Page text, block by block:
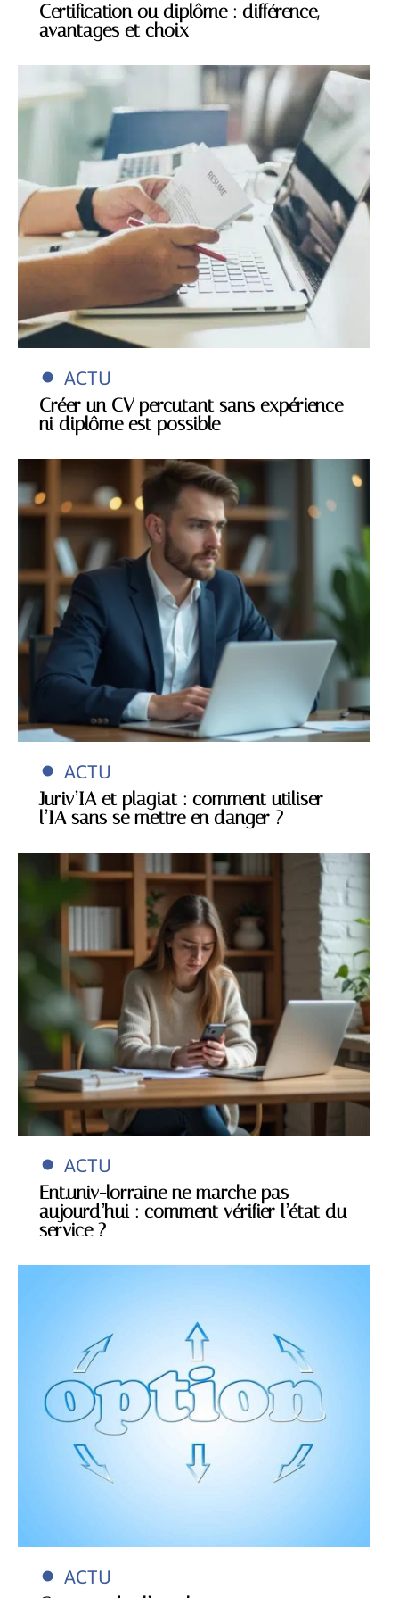
Certification ou diplôme : différence,
avantages et choix
ACTU
Créer un CV percutant sans expérience
ni diplôme est possible
ACTU
Juriv’IA et plagiat : comment utiliser
l’IA sans se mettre en danger ?
ACTU
Ent.univ-lorraine ne marche pas
aujourd’hui : comment vérifier l’état du
service ?
ACTU